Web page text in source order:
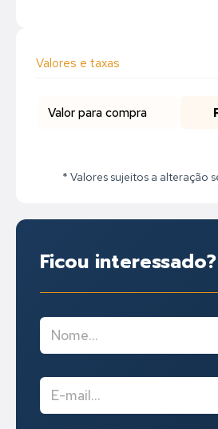
Valores e taxas
Valor para compra
* Valores sujeitos a alteração
Ficou interessado?